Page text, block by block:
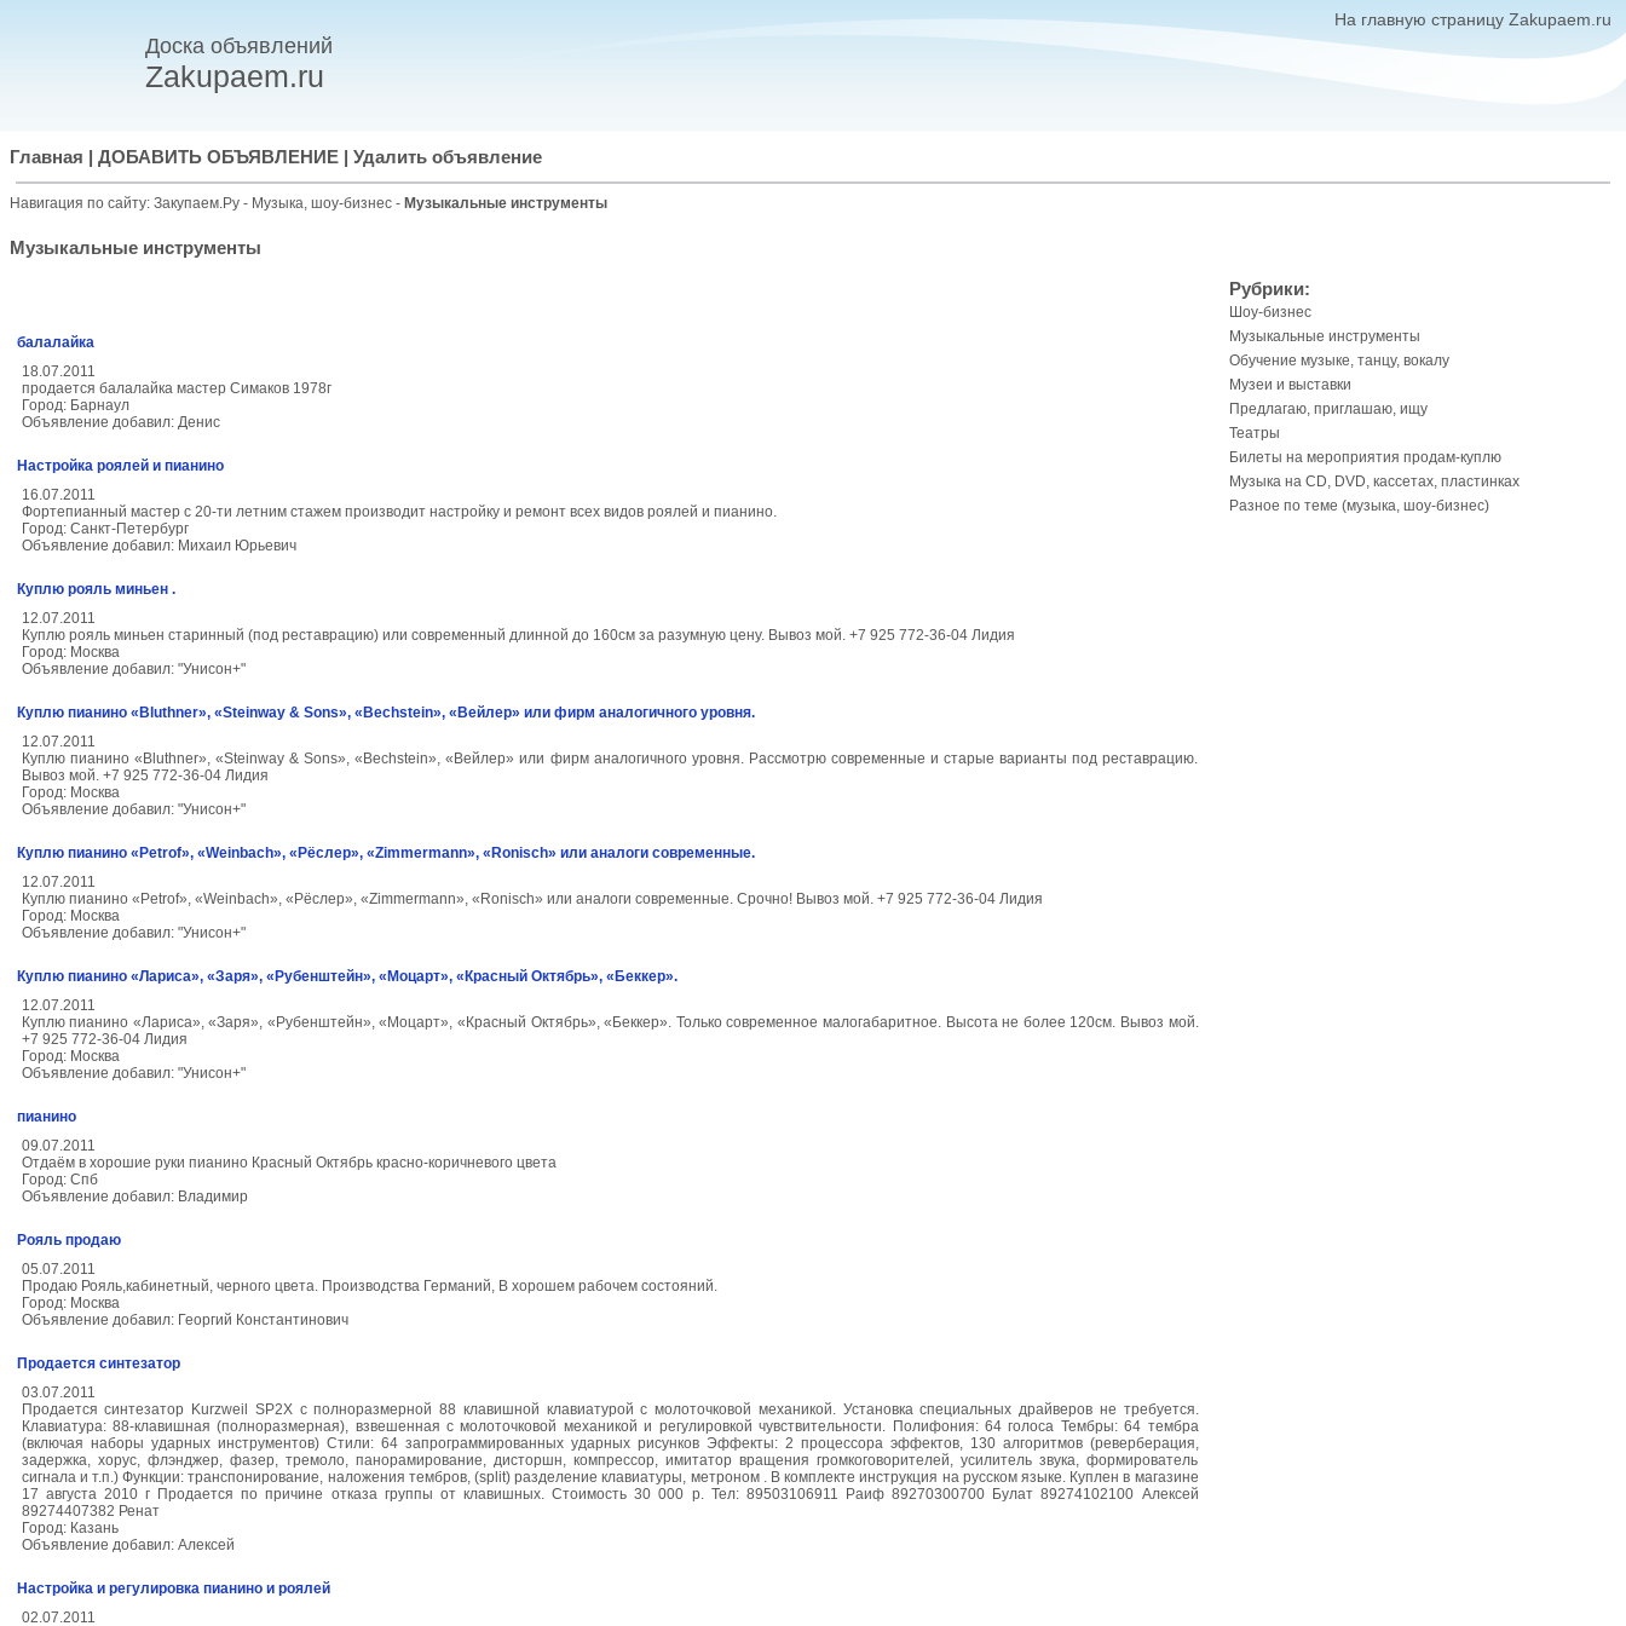
Доска объявлений
Zakupaem.ru
На главную страницу Zakupaem.ru
Главная ДОБАВИТЬ ОБЪЯВЛЕНИЕ Удалить объявление
Навигация по сайту: Закупаем.Ру - Музыка, шоу-бизнес - Музыкальные инструменты
Музыкальные инструменты
балалайка
18.07.2011
продается балалайка мастер Симаков 1978г
Город: Барнаул
Объявление добавил: Денис
Настройка роялей и пианино
16.07.2011
Фортепианный мастер с 20-ти летним стажем производит настройку и ремонт всех видов роялей и пианино.
Город: Санкт-Петербург
Объявление добавил: Михаил Юрьевич
Куплю рояль миньен .
12.07.2011
Куплю рояль миньен старинный (под реставрацию) или современный длинной до 160см за разумную цену. Вывоз мой. +7 925 772-36-04 Лидия
Город: Москва
Объявление добавил: "Унисон+"
Куплю пианино «Bluthner», «Steinway & Sons», «Bechstein», «Вейлер» или фирм аналогичного уровня.
12.07.2011
Куплю пианино «Bluthner», «Steinway & Sons», «Bechstein», «Вейлер» или фирм аналогичного уровня. Рассмотрю современные и старые варианты под реставрацию.
Вывоз мой. +7 925 772-36-04 Лидия
Город: Москва
Объявление добавил: "Унисон+"
Куплю пианино «Petrof», «Weinbach», «Рёслер», «Zimmermann», «Ronisch» или аналоги современные.
12.07.2011
Куплю пианино «Petrof», «Weinbach», «Рёслер», «Zimmermann», «Ronisch» или аналоги современные. Срочно! Вывоз мой. +7 925 772-36-04 Лидия
Город: Москва
Объявление добавил: "Унисон+"
Куплю пианино «Лариса», «Заря», «Рубенштейн», «Моцарт», «Красный Октябрь», «Беккер».
12.07.2011
Куплю пианино «Лариса», «Заря», «Рубенштейн», «Моцарт», «Красный Октябрь», «Беккер». Только современное малогабаритное. Высота не более 120см. Вывоз мой.
+7 925 772-36-04 Лидия
Город: Москва
Объявление добавил: "Унисон+"
пианино
09.07.2011
Отдаём в хорошие руки пианино Красный Октябрь красно-коричневого цвета
Город: Спб
Объявление добавил: Владимир
Рояль продаю
05.07.2011
Продаю Рояль,кабинетный, черного цвета. Производства Германий, В хорошем рабочем состояний.
Город: Москва
Объявление добавил: Георгий Константинович
Продается синтезатор
03.07.2011
Продается синтезатор Kurzweil SP2X с полноразмерной 88 клавишной клавиатурой с молоточковой механикой. Установка специальных драйверов не требуется.
Клавиатура: 88-клавишная (полноразмерная), взвешенная с молоточковой механикой и регулировкой чувствительности. Полифония: 64 голоса Тембры: 64 тембра
(включая наборы ударных инструментов) Стили: 64 запрограммированных ударных рисунков Эффекты: 2 процессора эффектов, 130 алгоритмов (реверберация,
задержка, хорус, флэнджер, фазер, тремоло, панорамирование, дисторшн, компрессор, имитатор вращения громкоговорителей, усилитель звука, формирователь
сигнала и т.п.) Функции: транспонирование, наложения тембров, (split) разделение клавиатуры, метроном . В комплекте инструкция на русском языке. Куплен в магазине
17 августа 2010 г Продается по причине отказа группы от клавишных. Стоимость 30 000 р. Тел: 89503106911 Раиф 89270300700 Булат 89274102100 Алексей
89274407382 Ренат
Город: Казань
Объявление добавил: Алексей
Настройка и регулировка пианино и роялей
02.07.2011
Рубрики:
Шоу-бизнес
Музыкальные инструменты
Обучение музыке, танцу, вокалу
Музеи и выставки
Предлагаю, приглашаю, ищу
Театры
Билеты на мероприятия продам-куплю
Музыка на CD, DVD, кассетах, пластинках
Разное по теме (музыка, шоу-бизнес)